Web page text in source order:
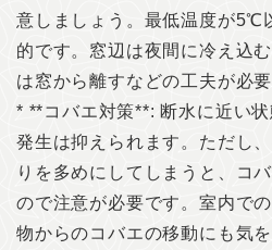
意しましょう。最低温度が5℃
的です。窓辺は夜間に冷え込
は窓から離すなどの工夫が必要
* **コバエ対策**: 断水に近い
発生は抑えられます。ただし
りを多めにしてしまうと、コ
ので注意が必要です。室内で
物からのコバエの移動にも気を